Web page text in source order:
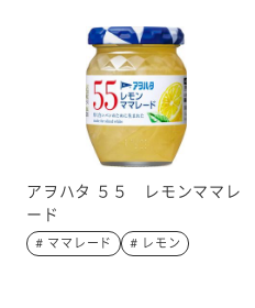
アヲハタ ５５ レモンママレ
ード
# ママレード # レモン